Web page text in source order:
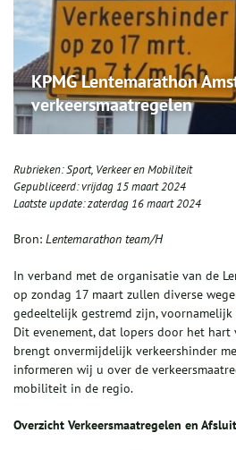
KPMG Lentemarathon
verkeersmaatregelen
Rubrieken:Sport, Verkeer en Mobiliteit
Gepubliceerd:vrijdag 15 maart 2024
Laatste update:zaterdag 16 maart 2024
Bron: Lentemarathon team/H
In verband met de organisatie van de
op zondag 17 maart zullen diverse
gedeeltelijk gestremd zijn, voornamelijk
Dit evenement, dat lopers door het hart
brengt onvermijdelijk verkeershinder
informeren wij u over de
mobiliteit in de regio.
Overzicht Verkeersmaatregelen en